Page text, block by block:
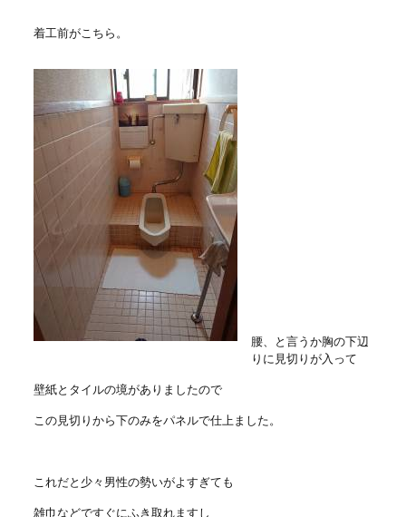
着工前がこちら。
腰、と言うか胸の下辺
りに見切りが入って
壁紙とタイルの境がありましたので
この見切りから下のみをパネルで仕上ました。
これだと少々男性の勢いがよすぎても
雑巾などですぐにふき取れますし